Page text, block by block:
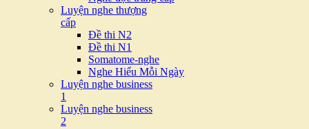
Luyện nghe thượng
cấp
Đề thi N2
Đề thi N1
Somatome-nghe
Nghe Hiểu Mỗi Ngày
Luyện nghe business
1
Luyện nghe business
2